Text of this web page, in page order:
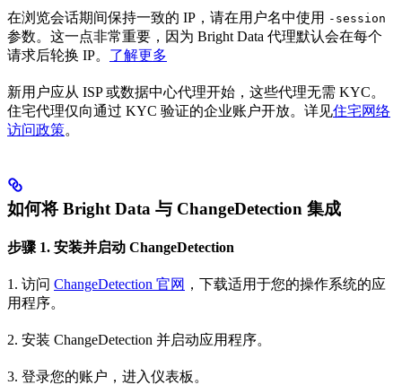
在浏览会话期间保持一致的 IP，请在用户名中使用 -session
参数。这一点非常重要，因为 Bright Data 代理默认会在每个
请求后轮换 IP。 了解更多
新用户应从 ISP 或数据中心代理开始，这些代理无需 KYC。
住宅代理仅向通过 KYC 验证的企业账户开放。详见住宅网络
访问政策。
如何将 Bright Data 与 ChangeDetection 集成
步骤 1. 安装并启动 ChangeDetection
1. 访问 ChangeDetection 官网 ，下载适用于您的操作系统的应
用程序。
2. 安装 ChangeDetection 并启动应用程序。
3. 登录您的账户，进入仪表板。